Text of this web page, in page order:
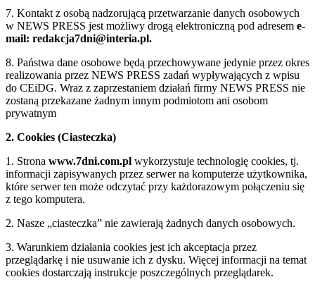
7. Kontakt z osobą nadzorującą przetwarzanie danych osobowych
w NEWS PRESS jest możliwy drogą elektroniczną pod adresem e-
mail: redakcja7dni@interia.pl.
8. Państwa dane osobowe będą przechowywane jedynie przez okres
realizowania przez NEWS PRESS zadań wypływających z wpisu
do CEiDG. Wraz z zaprzestaniem działań firmy NEWS PRESS nie
zostaną przekazane żadnym innym podmiotom ani osobom
prywatnym
2. Cookies (Ciasteczka)
1. Strona www.7dni.com.pl wykorzystuje technologię cookies, tj.
informacji zapisywanych przez serwer na komputerze użytkownika,
które serwer ten może odczytać przy każdorazowym połączeniu się
z tego komputera.
2. Nasze „ciasteczka” nie zawierają żadnych danych osobowych.
3. Warunkiem działania cookies jest ich akceptacja przez
przeglądarkę i nie usuwanie ich z dysku. Więcej informacji na temat
cookies dostarczają instrukcje poszczególnych przeglądarek.